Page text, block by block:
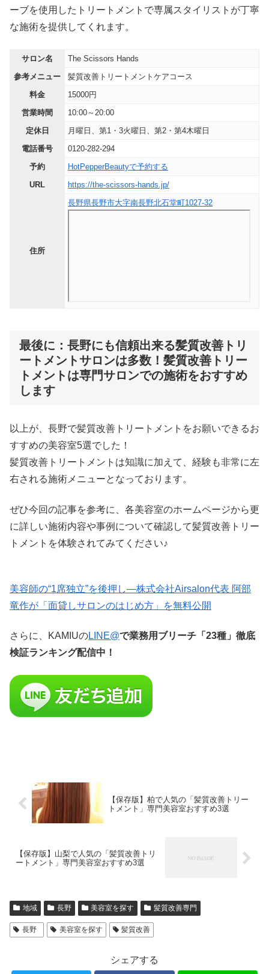
ーブを使用したトリートメントで専属スタイリストが丁寧
な施術を提供してくれます。
サロン名
The Scissors Hands
参考メニュー
髪質改善トリートメントケアコース
料金
15000円
営業時間
10:00～20:00
定休日
月曜日、第1・3火曜日、第2・第4木曜日
電話番号
0120-282-294
予約
HotPepperBeautyで予約する
URL
https://the-scissors-hands.jp/
住所
長野県長野市大字南長野北石堂町1027-32
最後に：長野にも信頼出来る髪質改善トリ
ートメントサロンは多数！髪質改善トリー
トメントは専門サロンでの施術をおすすめ
します
以上が、長野で髪質改善トリートメントをお願いできるお
すすめの美容室5選でした！
髪質改善トリートメントは知識に加えて、経験も非常に左
右される施術メニューとなっております。
ぜひ今回の記事を参考に、各美容室のホームページから更
に詳しい施術内容や事例について確認して髪質改善トリー
トメントを体験されてみてください♪
美容師の“1席独立”を後押し—株式会社Airsalon代表 阿部
竜作が「面貸しサロンのはじめ方」を無料公開
さらに、KAMIUのLINE@で業務用ブリーチ「23種」徹底
検証ランキング配信中！
【保存版】柏で人気の「髪質改善トリー
トメント」専門美容室おすすめ3選
【保存版】山梨で人気の「髪質改善トリ
ートメント」専門美容室おすすめ3選
地域 長野 美容室を探す 髪質改善専門
長野 美容室を探す 髪質改善
シェアする